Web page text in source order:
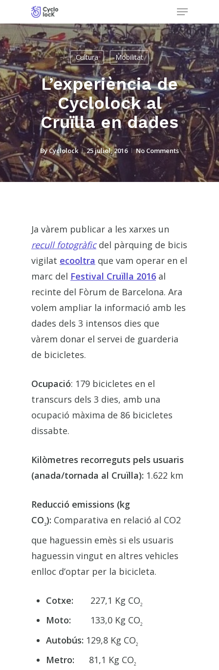
to
main
content
Menu
Cultura Mobilitat
L’experiència de
Cyclolock al
Cruïlla en dades
ByCyclolock 25 juliol, 2016 No Comments
Ja vàrem publicar a les xarxes un
recull fotogràficdel pàrquing de bicis
vigilat ecooltra que vam operar en el
marc del Festival Cruïlla 2016 al
recinte del Fòrum de Barcelona. Ara
volem ampliar la informació amb les
dades dels 3 intensos dies que
vàrem donar el servei de guarderia
de bicicletes.
Ocupació: 179 bicicletes en el
transcurs dels 3 dies, amb una
ocupació màxima de 86 bicicletes
dissabte.
Kilòmetres recorreguts pels usuaris
(anada/tornada al Cruïlla): 1.622 km
Reducció emissions (kg
CO2): Comparativa en relació al CO2
que haguessin emès si els usuaris
haguessin vingut en altres vehicles
enlloc d’optar per la bicicleta.
Cotxe: 227,1 Kg CO2
Moto: 133,0 Kg CO2
Autobús: 129,8 Kg CO2
Metro: 81,1 Kg CO2
Close
Menu